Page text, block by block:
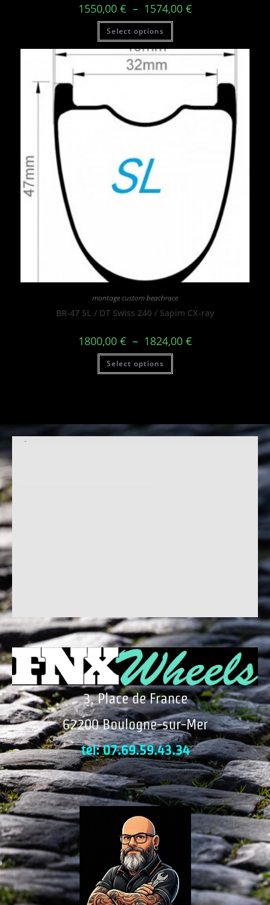
1550,00 € – 1574,00 €
Select options
montage custom beachrace
BR-47 SL / DT Swiss 240 / Sapim CX-ray
1800,00 € – 1824,00 €
Select options
3, Place de France
62200 Boulogne-sur-Mer
tel: 07.69.59.43.34